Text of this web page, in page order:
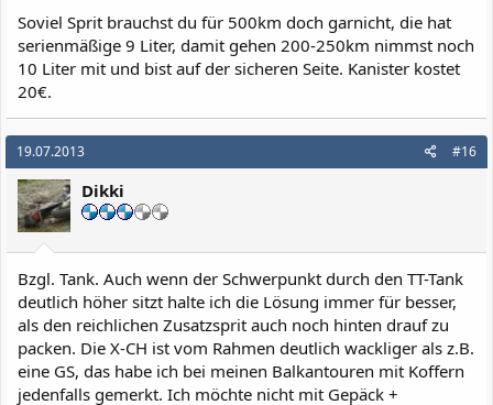
Soviel Sprit brauchst du für 500km doch garnicht, die hat
serienmäßige 9 Liter, damit gehen 200-250km nimmst noch
10 Liter mit und bist auf der sicheren Seite. Kanister kostet
20€.
19.07.2013 #16
Dikki
Bzgl. Tank. Auch wenn der Schwerpunkt durch den TT-Tank
deutlich höher sitzt halte ich die Lösung immer für besser,
als den reichlichen Zusatzsprit auch noch hinten drauf zu
packen. Die X-CH ist vom Rahmen deutlich wackliger als z.B.
eine GS, das habe ich bei meinen Balkantouren mit Koffern
jedenfalls gemerkt. Ich möchte nicht mit Gepäck +